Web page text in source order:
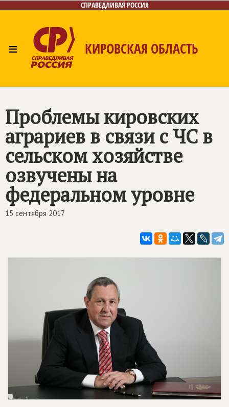
СПРАВЕДЛИВАЯ РОССИЯ
≡ КИРОВСКАЯ ОБЛАСТЬ
Проблемы кировских
аграриев в связи с ЧС в
сельском хозяйстве
озвучены на
федеральном уровне
15 сентября 2017